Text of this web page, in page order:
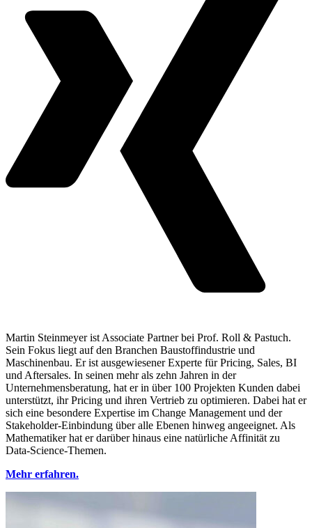
Martin Steinmeyer ist Associate Partner bei Prof. Roll & Pastuch.
Sein Fokus liegt auf den Branchen Baustoffindustrie und
Maschinenbau. Er ist ausgewiesener Experte für Pricing, Sales, BI
und Aftersales. In seinen mehr als zehn Jahren in der
Unternehmensberatung, hat er in über 100 Projekten Kunden dabei
unterstützt, ihr Pricing und ihren Vertrieb zu optimieren. Dabei hat er
sich eine besondere Expertise im Change Management und der
Stakeholder-Einbindung über alle Ebenen hinweg angeeignet. Als
Mathematiker hat er darüber hinaus eine natürliche Affinität zu
Data-Science-Themen.
Mehr erfahren.